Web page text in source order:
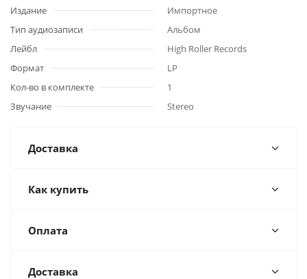
Издание
Импортное
Тип аудиозаписи
Альбом
Лейбл
High Roller Records
Формат
LP
Кол-во в комплекте
1
Звучание
Stereo
Доставка
Как купить
Оплата
Доставка